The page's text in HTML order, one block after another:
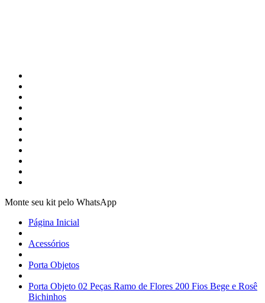
Monte seu kit pelo WhatsApp
Página Inicial
Acessórios
Porta Objetos
Porta Objeto 02 Peças Ramo de Flores 200 Fios Bege e Rosê
Bichinhos